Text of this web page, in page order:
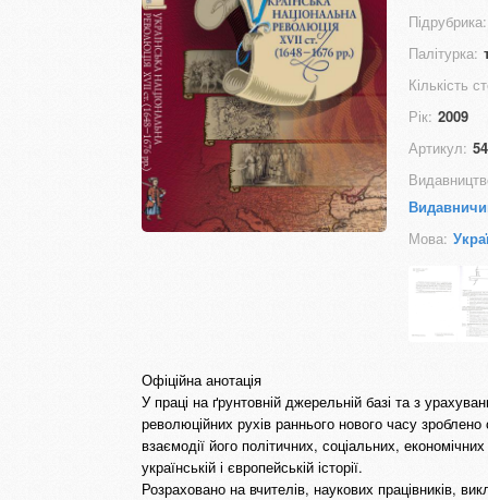
Підрубрика:
Палітурка:
Кількість
Рік: 2009
Артикул:
Мова:
Офіційна анотація
У праці на ґрунтовній джерельній базі та з
революційних рухів раннього нового часу
взаємодії його політичних, соціальних,
українській і європейській історії.
Розраховано на вчителів, наукових працівників,